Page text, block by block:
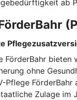
ab
FörderBahr bieten
ohne
Pflege FörderBahr
Zulage im